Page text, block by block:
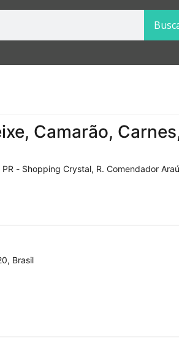
Camarão,
- Shopping Crystal, R. Comendador
Brasil